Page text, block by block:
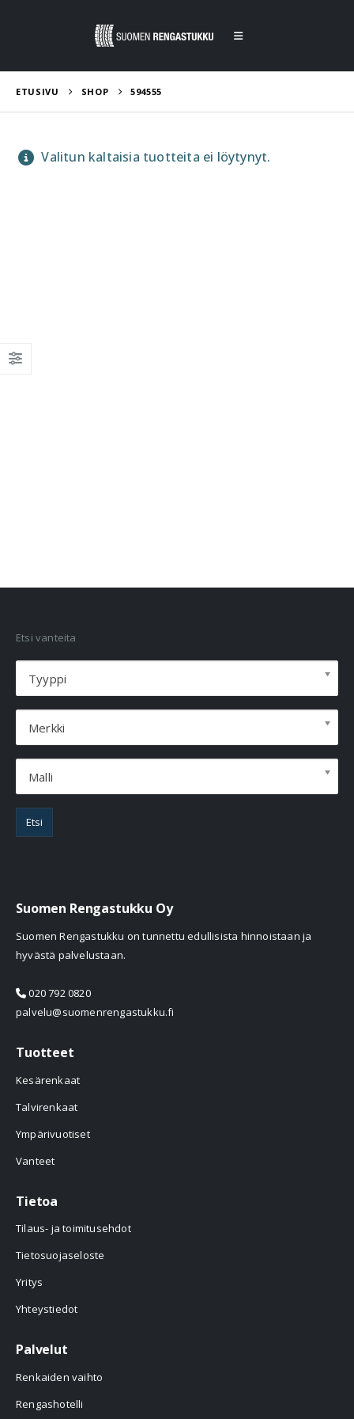
ETUSIVU SHOP 594555
Valitun kaltaisia tuotteita ei löytynyt.
Etsi vanteita
Tyyppi
Merkki
Malli
Etsi
Suomen Rengastukku Oy
Suomen Rengastukku on tunnettu edullisista hinnoistaan ja
hyvästä palvelustaan.
020 792 0820
palvelu@suomenrengastukku.fi
Tuotteet
Kesärenkaat
Talvirenkaat
Ympärivuotiset
Vanteet
Tietoa
Tilaus- ja toimitusehdot
Tietosuojaseloste
Yritys
Yhteystiedot
Palvelut
Renkaiden vaihto
Rengashotelli